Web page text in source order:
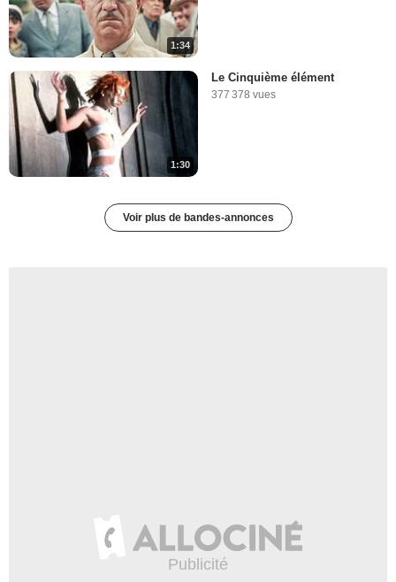
1:34
1:30
Le Cinquième élément
377 378 vues
Voir plus de bandes-annonces